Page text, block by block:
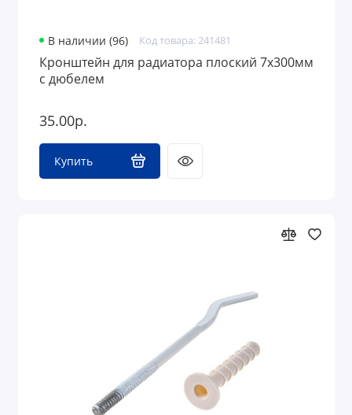
В наличии (96) Код товара: 241481
Кронштейн для радиатора плоский 7х300мм
с дюбелем
35.00р.
Купить